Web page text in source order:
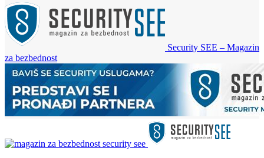
Security SEE – Magazin
za bezbednost